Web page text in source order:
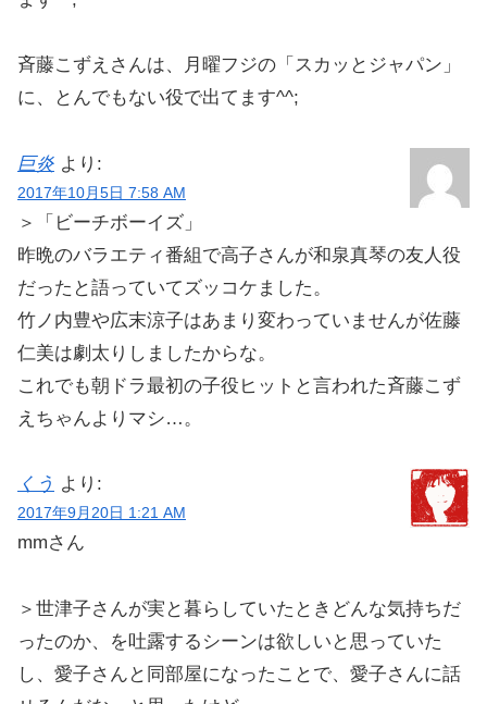
斉藤こずえさんは、月曜フジの「スカッとジャパン」
に、とんでもない役で出てます^^;
巨炎 より:
2017年10月5日 7:58 AM
＞「ビーチボーイズ」
昨晩のバラエティ番組で高子さんが和泉真琴の友人役
だったと語っていてズッコケました。
竹ノ内豊や広末涼子はあまり変わっていませんが佐藤
仁美は劇太りしましたからな。
これでも朝ドラ最初の子役ヒットと言われた斉藤こず
えちゃんよりマシ…。
くう より:
2017年9月20日 1:21 AM
mmさん
＞世津子さんが実と暮らしていたときどんな気持ちだ
ったのか、を吐露するシーンは欲しいと思っていた
し、愛子さんと同部屋になったことで、愛子さんに話